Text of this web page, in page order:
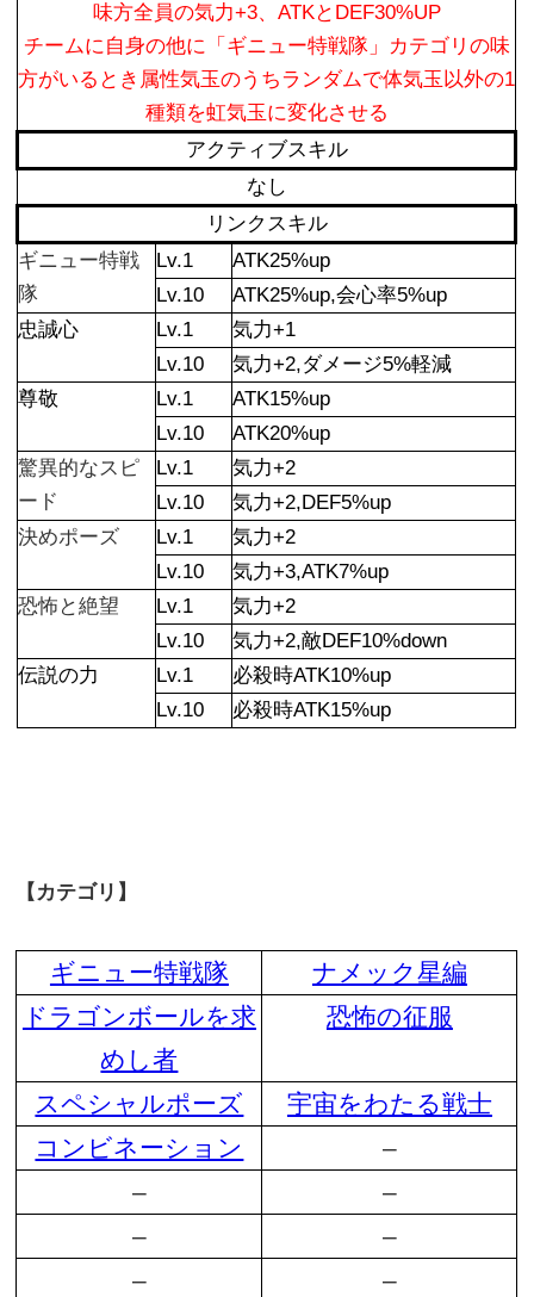
味方全員の気力+3、ATKとDEF30%UP
チームに自身の他に「ギニュー特戦隊」カテゴリの味
方がいるとき属性気玉のうちランダムで体気玉以外の1
種類を虹気玉に変化させる
アクティブスキル
なし
リンクスキル
ギニュー特戦
隊
Lv.1
ATK25%up
Lv.10
ATK25%up,会心率5%up
忠誠心
Lv.1
気力+1
Lv.10
気力+2,ダメージ5%軽減
尊敬
Lv.1
ATK15%up
Lv.10
ATK20%up
驚異的なスピ
ード
Lv.1
気力+2
Lv.10
気力+2,DEF5%up
決めポーズ
Lv.1
気力+2
Lv.10
気力+3,ATK7%up
恐怖と絶望
Lv.1
気力+2
Lv.10
気力+2,敵DEF10%down
伝説の力
Lv.1
必殺時ATK10%up
Lv.10
必殺時ATK15%up
【カテゴリ】
ギニュー特戦隊
ナメック星編
ドラゴンボールを求
めし者
恐怖の征服
スペシャルポーズ
宇宙をわたる戦士
コンビネーション
–
–
–
–
–
–
–